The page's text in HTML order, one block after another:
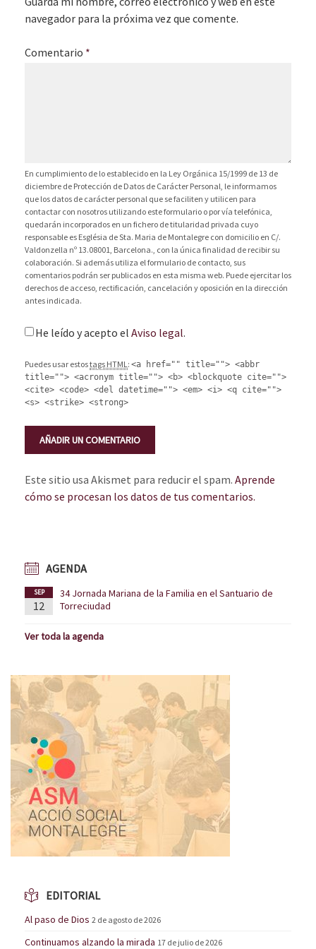
navegador para la próxima vez que comente.
Comentario *
En cumplimiento de lo establecido en la Ley Orgánica 15/1999 de 13 de
diciembre de Protección de Datos de Carácter Personal, le informamos
que los datos de carácter personal que se faciliten y utilicen para
contactar con nosotros utilizando este formulario o por vía telefónica,
quedarán incorporados en un fichero de titularidad privada cuyo
responsable es Església de Sta. Maria de Montalegre con domicilio en C/.
Valdonzella nº 13.08001, Barcelona., con la única finalidad de recibir su
colaboración. Si además utiliza el formulario de contacto, sus
comentarios podrán ser publicados en esta misma web. Puede ejercitar los
derechos de acceso, rectificación, cancelación y oposición en la dirección
antes indicada.
He leído y acepto el Aviso legal.
Puedes usar estostags HTML: <a href="" title=""> <abbr
title=""> <acronym title=""> <b> <blockquote cite="">
<cite> <code> <del datetime=""> <em> <i> <q cite="">
<s> <strike> <strong>
Este sitio usa Akismet para reducir el spam. Aprende
cómo se procesan los datos de tus comentarios.
AGENDA
SEP
12
34 Jornada Mariana de la Familia en el Santuario de
Torreciudad
Ver toda la agenda
EDITORIAL
Al paso de Dios 2 de agosto de 2026
Continuamos alzando la mirada 17 de julio de 2026